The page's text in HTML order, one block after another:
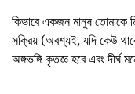
কিভাবে একজন মানুষ তোমাকে
সক্রিয় (অবশ্যই, যদি কেউ
অঙ্গভঙ্গি কৃতজ্ঞ হবে এবং দীর্ঘ